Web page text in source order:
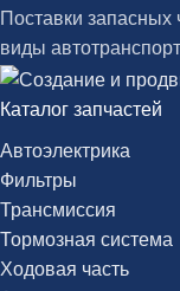
Поставки запасных
виды
Каталог запчастей
Автоэлектрика
Фильтры
Трансмиссия
Тормозная система
Ходовая часть